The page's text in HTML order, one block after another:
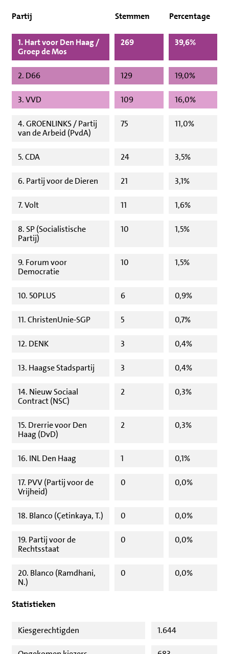
Partij Stemmen Percentage
1. Hart voor Den Haag /
Groep de Mos
269 39,6%
2. D66 129 19,0%
3. VVD 109 16,0%
4. GROENLINKS / Partij
van de Arbeid (PvdA)
75 11,0%
5. CDA 24 3,5%
6. Partij voor de Dieren 21 3,1%
7. Volt 11 1,6%
8. SP (Socialistische
Partij)
10 1,5%
9. Forum voor
Democratie
10 1,5%
10. 50PLUS 6 0,9%
11. ChristenUnie-SGP 5 0,7%
12. DENK 3 0,4%
13. Haagse Stadspartij 3 0,4%
14. Nieuw Sociaal
Contract (NSC)
2 0,3%
15. Drerrie voor Den
Haag (DvD)
2 0,3%
16. INL Den Haag 1 0,1%
17. PVV (Partij voor de
Vrijheid)
0 0,0%
18. Blanco (Çetinkaya, T.) 0 0,0%
19. Partij voor de
Rechtsstaat
0 0,0%
20. Blanco (Ramdhani,
N.)
0 0,0%
Statistieken
Kiesgerechtigden 1.644